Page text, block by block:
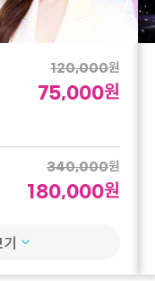
120,000원
75,000원
340,000원
180,000원